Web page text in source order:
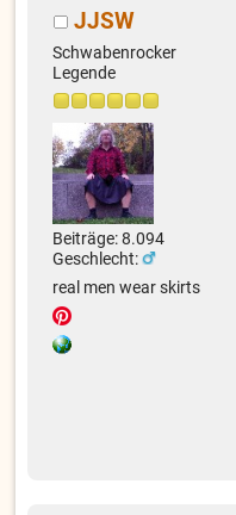
JJSW
Schwabenrocker
Legende
Beiträge: 8.094
Geschlecht:
real men wear skirts